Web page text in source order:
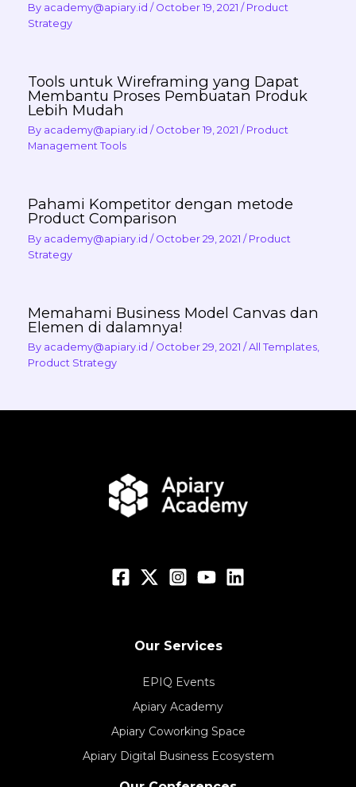
By academy@apiary.id/ October 19, 2021/ Product
Strategy
Tools untuk Wireframing yang Dapat
Membantu Proses Pembuatan Produk
Lebih Mudah
By academy@apiary.id/ October 19, 2021/ Product
Management Tools
Pahami Kompetitor dengan metode
Product Comparison
By academy@apiary.id/ October 29, 2021/ Product
Strategy
Memahami Business Model Canvas dan
Elemen di dalamnya!
By academy@apiary.id/ October 29, 2021/All Templates,
Product Strategy
Our Services
EPIQ Events
Apiary Academy
Apiary Coworking Space
Apiary Digital Business Ecosystem